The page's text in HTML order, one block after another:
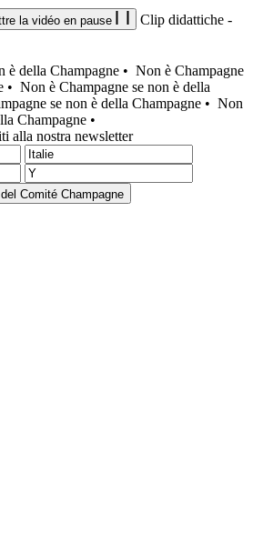
la vidéo en pause
Clip didattiche -
è della Champagne • Non è Champagne
• Non è Champagne se non è della
se non è della Champagne • Non
Champagne •
alla nostra newsletter
Comité Champagne